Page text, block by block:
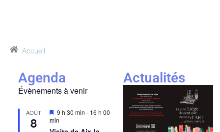
Accueil
Agenda
Évènements à venir
AOÛT
8
Mis
en
avant
9 h 30 min - 16 h 00
min
Actualités